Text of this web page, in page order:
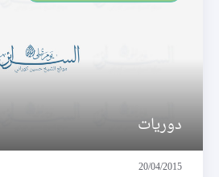
دوريات
20/04/2015